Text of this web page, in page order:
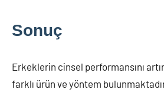
Sonuç
Erkeklerin cinsel performansını
farklı ürün ve yöntem